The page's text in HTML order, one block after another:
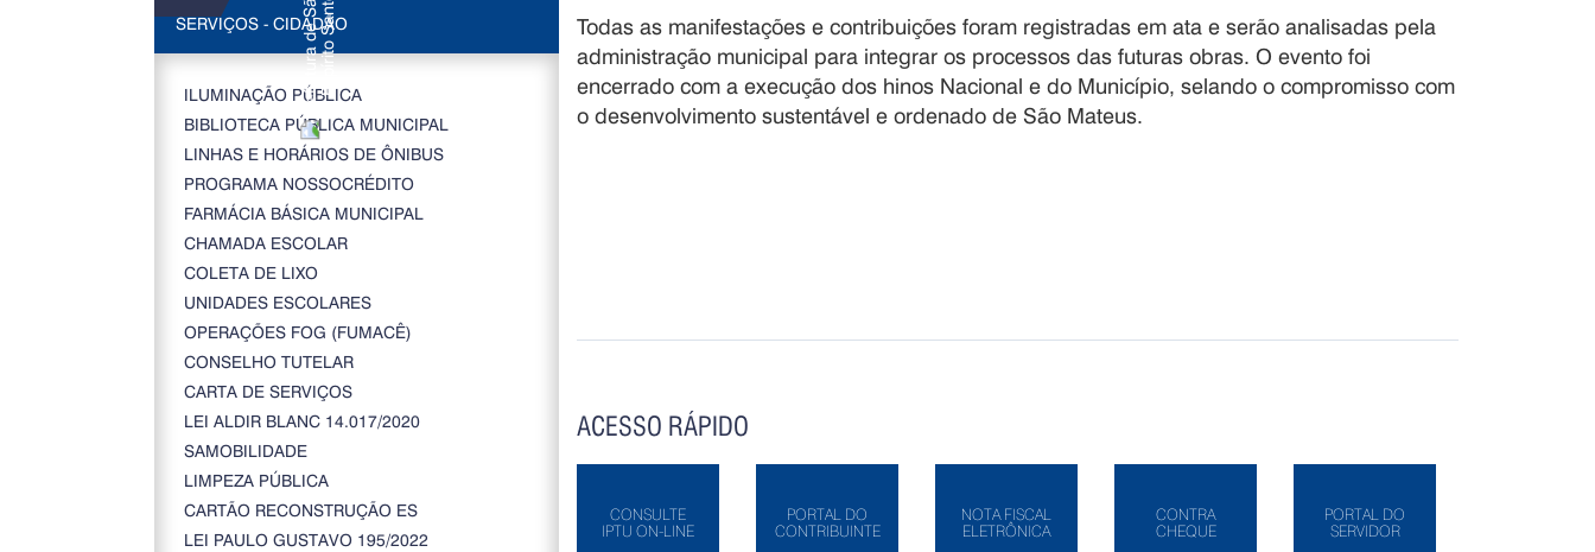
SERVIÇOS - CIDADÃO
ILUMINAÇÃO PÚBLICA
BIBLIOTECA PÚBLICA MUNICIPAL
LINHAS E HORÁRIOS DE ÔNIBUS
PROGRAMA NOSSOCRÉDITO
FARMÁCIA BÁSICA MUNICIPAL
CHAMADA ESCOLAR
COLETA DE LIXO
UNIDADES ESCOLARES
OPERAÇÕES FOG (FUMACÊ)
CONSELHO TUTELAR
CARTA DE SERVIÇOS
LEI ALDIR BLANC 14.017/2020
SAMOBILIDADE
LIMPEZA PÚBLICA
CARTÃO RECONSTRUÇÃO ES
LEI PAULO GUSTAVO 195/2022
Todas as manifestações e contribuições foram registradas em ata e serão analisadas pela
administração municipal para integrar os processos das futuras obras. O evento foi
encerrado com a execução dos hinos Nacional e do Município, selando o compromisso com
o desenvolvimento sustentável e ordenado de São Mateus.
ACESSO RÁPIDO
CONSULTE
IPTU ON-LINE
PORTAL DO
CONTRIBUINTE
NOTA FISCAL
ELETRÔNICA
CONTRA
CHEQUE
PORTAL DO
SERVIDOR